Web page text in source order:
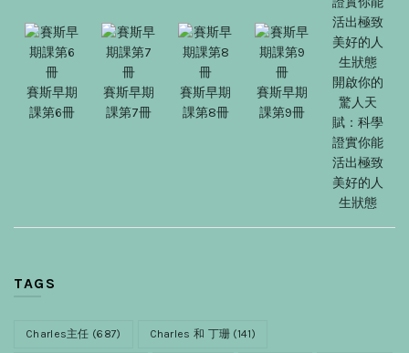
賽斯早期
課第6冊
賽斯早期
課第7冊
賽斯早期
課第8冊
賽斯早期
課第9冊
開啟你的
驚人天
賦：科學
證實你能
活出極致
美好的人
生狀態
TAGS
Charles主任 (687) Charles 和 丁珊 (141)